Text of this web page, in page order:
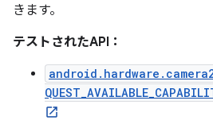
きます。
テストされたAPI：